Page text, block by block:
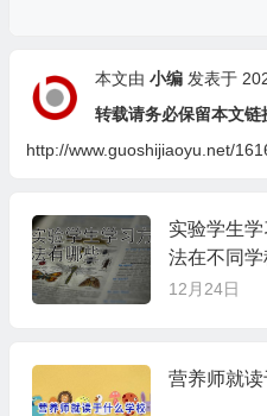
本文由 小编发表于
转载请务必保留本文链
http://www.guoshijiaoyu.net/
实验学生学习方
法在不同学
12月24日
营养师就